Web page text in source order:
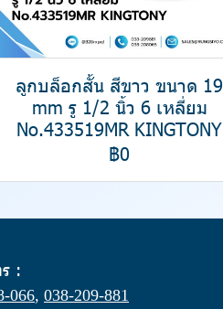
ลูกบล็อกสั้น สีขาว ขนาด 19
mm รู 1/2 นิ้ว 6 เหลี่ยม
No.433519MR KINGTONY
฿0
:
066, 038-209-881